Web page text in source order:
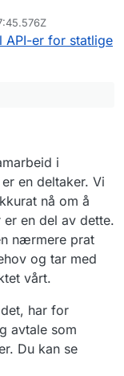
API-er for statlige
i
en deltaker. Vi
nå om å
en del av dette.
nærmere prat
og tar med
vårt.
har for
avtale som
Du kan se